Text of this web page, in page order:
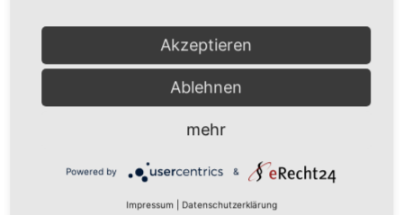
Abonniere den Podcastkanal dann bist Du immer
topaktuell Informiert
Akzeptieren
Ablehnen
mehr
Powered by &
Impressum Datenschutzerklärung